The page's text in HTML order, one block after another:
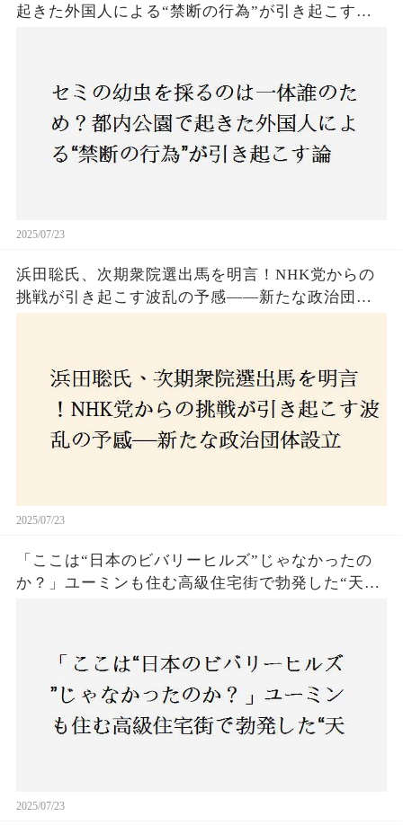
起きた外国人による“禁断の行為”が引き起こす論
2025/07/23
浜田聡氏、次期衆院選出馬を明言！NHK党からの
挑戦が引き起こす波乱の予感——新たな政治団体
2025/07/23
「ここは“日本のビバリーヒルズ”じゃなかったの
か？」ユーミンも住む高級住宅街で勃発した“天井
2025/07/23